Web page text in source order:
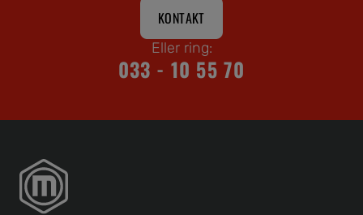
KONTAKT
Eller ring:
033 - 10 55 70